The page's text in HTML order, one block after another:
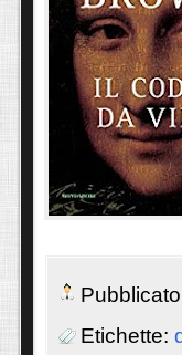
Etichette: